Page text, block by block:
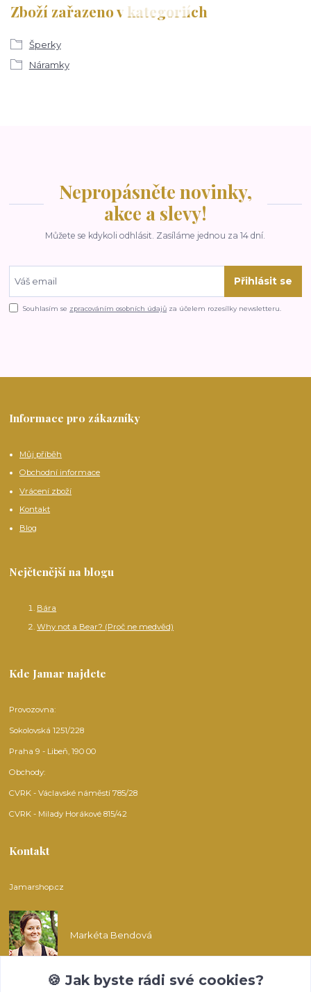
Zboží zařazeno v kategoriích
Šperky
Náramky
Nepropásněte novinky,
akce a slevy!
Můžete se kdykoli odhlásit. Zasíláme jednou za 14 dní.
Přihlásit se
Souhlasím se zpracováním osobních údajů za účelem rozesílky newsletteru.
Informace pro zákazníky
Můj příběh
Obchodní informace
Vrácení zboží
Kontakt
Blog
Nejčtenější na blogu
Bára
Why not a Bear? (Proč ne medvěd)
Kde Jamar najdete
Provozovna:
Sokolovská 1251/228
Praha 9 - Libeň, 190 00
Obchody:
CVRK - Václavské náměstí 785/28
CVRK - Milady Horákové 815/42
Kontakt
Jamarshop.cz
Markéta Bendová
info@jamarshop.cz
🍪 Jak byste rádi své cookies?